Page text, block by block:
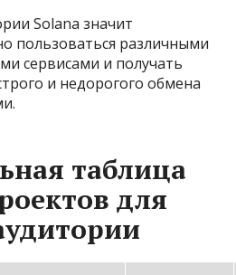
Solana значит
пользоваться различными
сервисами и получать
и недорогого обмена
таблица
для